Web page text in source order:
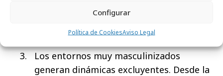
Configurar
Política de CookiesAviso Legal
llegar a puestos de dirección o a tener un
compañeros masculinos.
Los entornos muy masculinizados
generan dinámicas excluyentes. Desde la